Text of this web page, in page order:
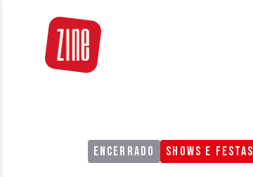
ENCERRADO SHOWS E FESTAS